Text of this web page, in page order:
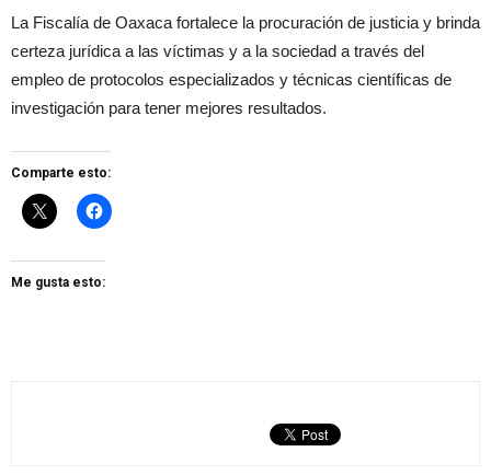
La Fiscalía de Oaxaca fortalece la procuración de justicia y brinda
certeza jurídica a las víctimas y a la sociedad a través del
empleo de protocolos especializados y técnicas científicas de
investigación para tener mejores resultados.
Comparte esto:
Me gusta esto: